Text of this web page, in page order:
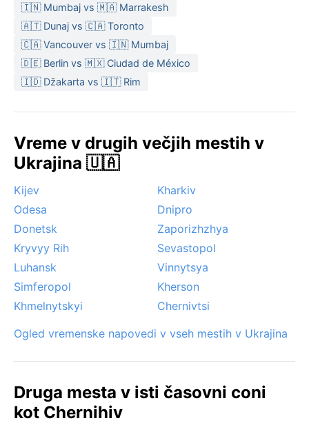
🇮🇳 Mumbaj vs 🇲🇦 Marrakesh
🇦🇹 Dunaj vs 🇨🇦 Toronto
🇨🇦 Vancouver vs 🇮🇳 Mumbaj
🇩🇪 Berlin vs 🇲🇽 Ciudad de México
🇮🇩 Džakarta vs 🇮🇹 Rim
Vreme v drugih večjih mestih v
Ukrajina 🇺🇦
Kijev
Kharkiv
Odesa
Dnipro
Donetsk
Zaporizhzhya
Kryvyy Rih
Sevastopol
Luhansk
Vinnytsya
Simferopol
Kherson
Khmelnytskyi
Chernivtsi
Ogled vremenske napovedi v vseh mestih v Ukrajina
Druga mesta v isti časovni coni
kot Chernihiv